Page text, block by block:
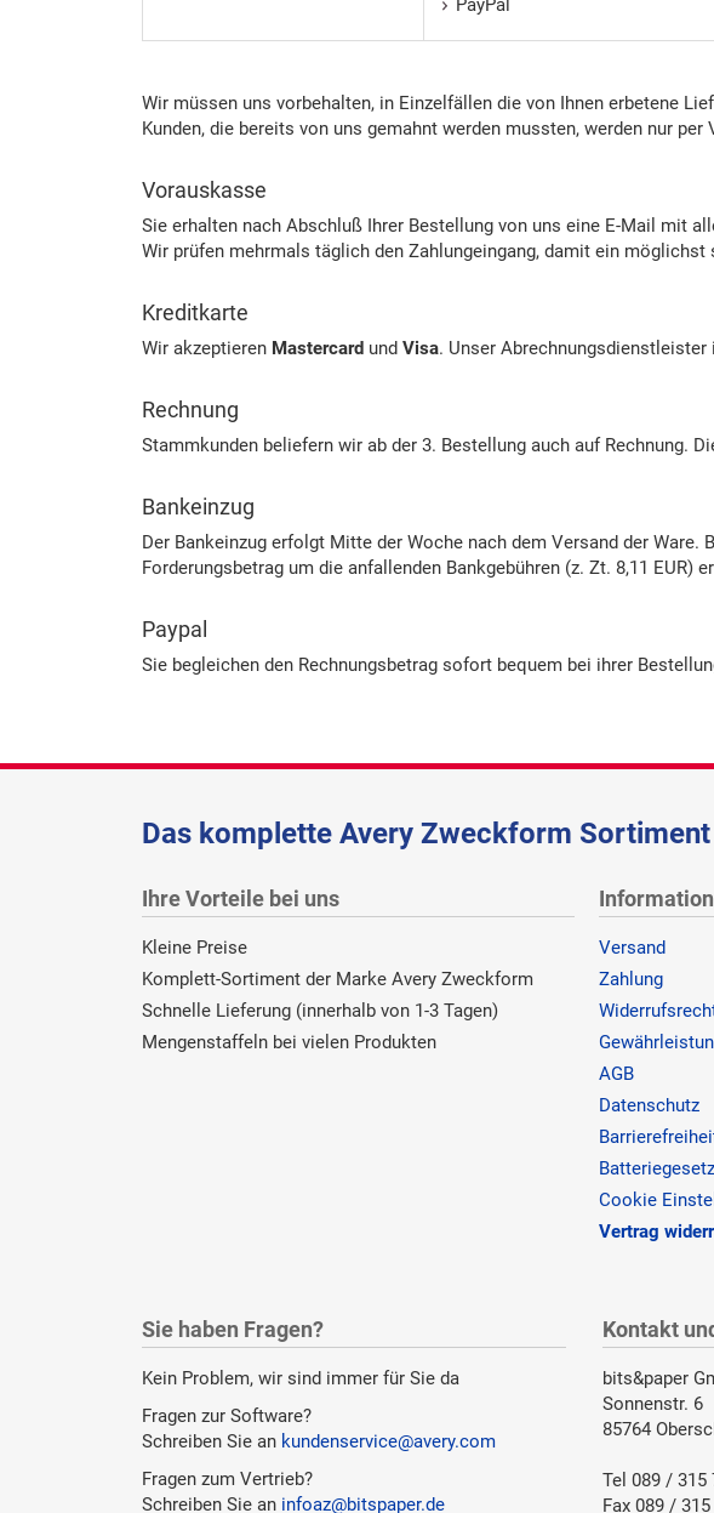
PayPal
Wir müssen uns vorbehalten, in Einzelfällen die von Ihnen erbetene
Kunden, die bereits von uns gemahnt werden mussten, werden nur
Vorauskasse
Sie erhalten nach Abschluß Ihrer Bestellung von uns eine E-Mail mit
Wir prüfen mehrmals täglich den Zahlungeingang, damit ein möglichst
Kreditkarte
Wir akzeptieren Mastercard und Visa. Unser Abrechnungsdienstleister
Rechnung
Stammkunden beliefern wir ab der 3. Bestellung auch auf Rechnung.
Bankeinzug
Der Bankeinzug erfolgt Mitte der Woche nach dem Versand der
Forderungsbetrag um die anfallenden Bankgebühren (z. Zt. 8,11 EUR)
Paypal
Sie begleichen den Rechnungsbetrag sofort bequem bei ihrer
Das komplette Avery Zweckform
Ihre Vorteile bei uns
Kleine Preise
Komplett-Sortiment der Marke Avery Zweckform
Schnelle Lieferung (innerhalb von 1-3 Tagen)
Mengenstaffeln bei vielen Produkten
Versand
Zahlung
AGB
Datenschutz
Batteriegesetz
Cookie
Vertrag
Sie haben Fragen?
Kein Problem, wir sind immer für Sie da
Fragen zur Software?
Schreiben Sie an kundenservice@avery.com
Fragen zum Vertrieb?
Schreiben Sie an infoaz@bitspaper.de
Kontakt
bits&paper
Sonnenstr. 6
85764
Tel 089 / 315
Fax 089 /